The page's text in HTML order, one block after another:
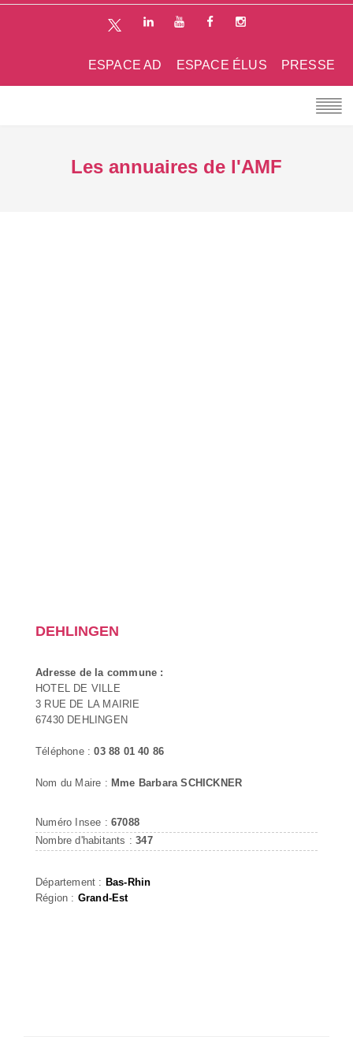
PRESSE
ESPACE ÉLUS
ESPACE AD
Les annuaires de l'AMF
DEHLINGEN
Adresse de la commune :
HOTEL DE VILLE
3 RUE DE LA MAIRIE
67430 DEHLINGEN
Téléphone :03 88 01 40 86
Nom du Maire : Mme Barbara SCHICKNER
Numéro Insee : 67088
Nombre d'habitants :347
Département : Bas-Rhin
Région : Grand-Est